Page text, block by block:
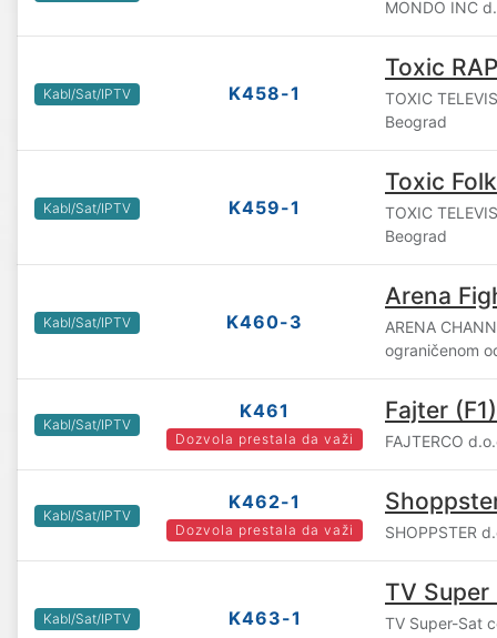
MONDO INC
Kabl/Sat/IPTV K458-1
Toxic RAP
TOXIC
Beograd
Kabl/Sat/IPTV K459-1
Toxic Folk
TOXIC
Beograd
Kabl/Sat/IPTV K460-3
Arena
ARENA
ograničenom
Kabl/Sat/IPTV
K461
Dozvola prestala da važi
Fajter (F1)
FAJTERCO
Kabl/Sat/IPTV
K462-1
Dozvola prestala da važi SHOPPSTER
Kabl/Sat/IPTV K463-1
TV Super
TV Super-Sat